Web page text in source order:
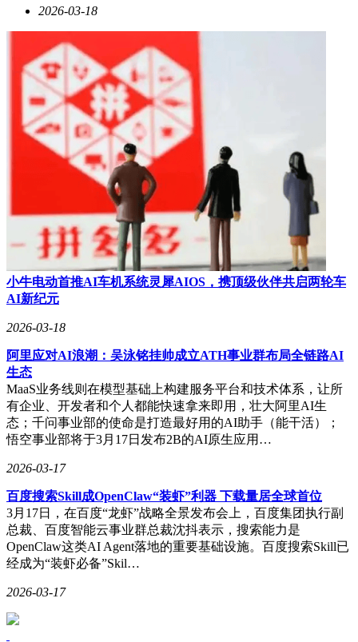
2026-03-18
小牛电动首推AI车机系统灵犀AIOS，携顶级伙伴共启两轮车
AI新纪元
2026-03-18
阿里应对AI浪潮：吴泳铭挂帅成立ATH事业群布局全链路AI
生态
MaaS业务线则在模型基础上构建服务平台和技术体系，让所
有企业、开发者和个人都能快速拿来即用，壮大阿里AI生
态；千问事业部的使命是打造最好用的AI助手（能干活）；
悟空事业部将于3月17日发布2B的AI原生应用…
2026-03-17
百度搜索Skill成OpenClaw“装虾”利器 下载量居全球首位
3月17日，在百度“龙虾”战略全景发布会上，百度集团执行副
总裁、百度智能云事业群总裁沈抖表示，搜索能力是
OpenClaw这类AI Agent落地的重要基础设施。百度搜索Skill已
经成为“装虾必备”Skil…
2026-03-17